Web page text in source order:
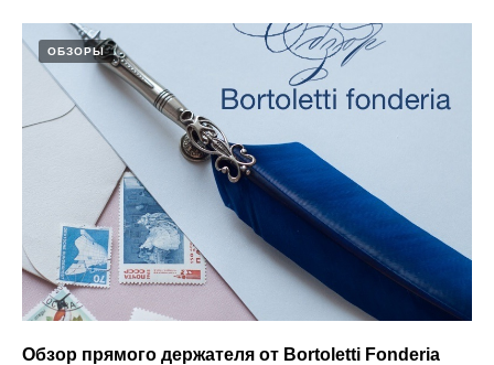
ОБЗОРЫ
Обзор прямого держателя от Bortoletti Fonderia